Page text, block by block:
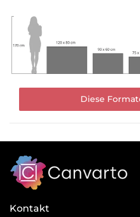
Diese
Kontakt